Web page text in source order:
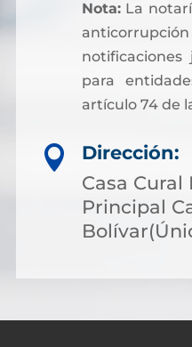
Nota:La
notificaciones
para
artículo 74 de

Dirección:
Casa Cural
Principal